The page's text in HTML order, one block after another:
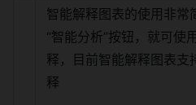
智能解释图表的使用非常
“智能分析”按钮，就可使
释，目前智能解释图表支
释